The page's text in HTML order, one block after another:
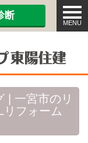
メ
ニ
ュ
MENU
断
| 一宮市のリ
フォーム